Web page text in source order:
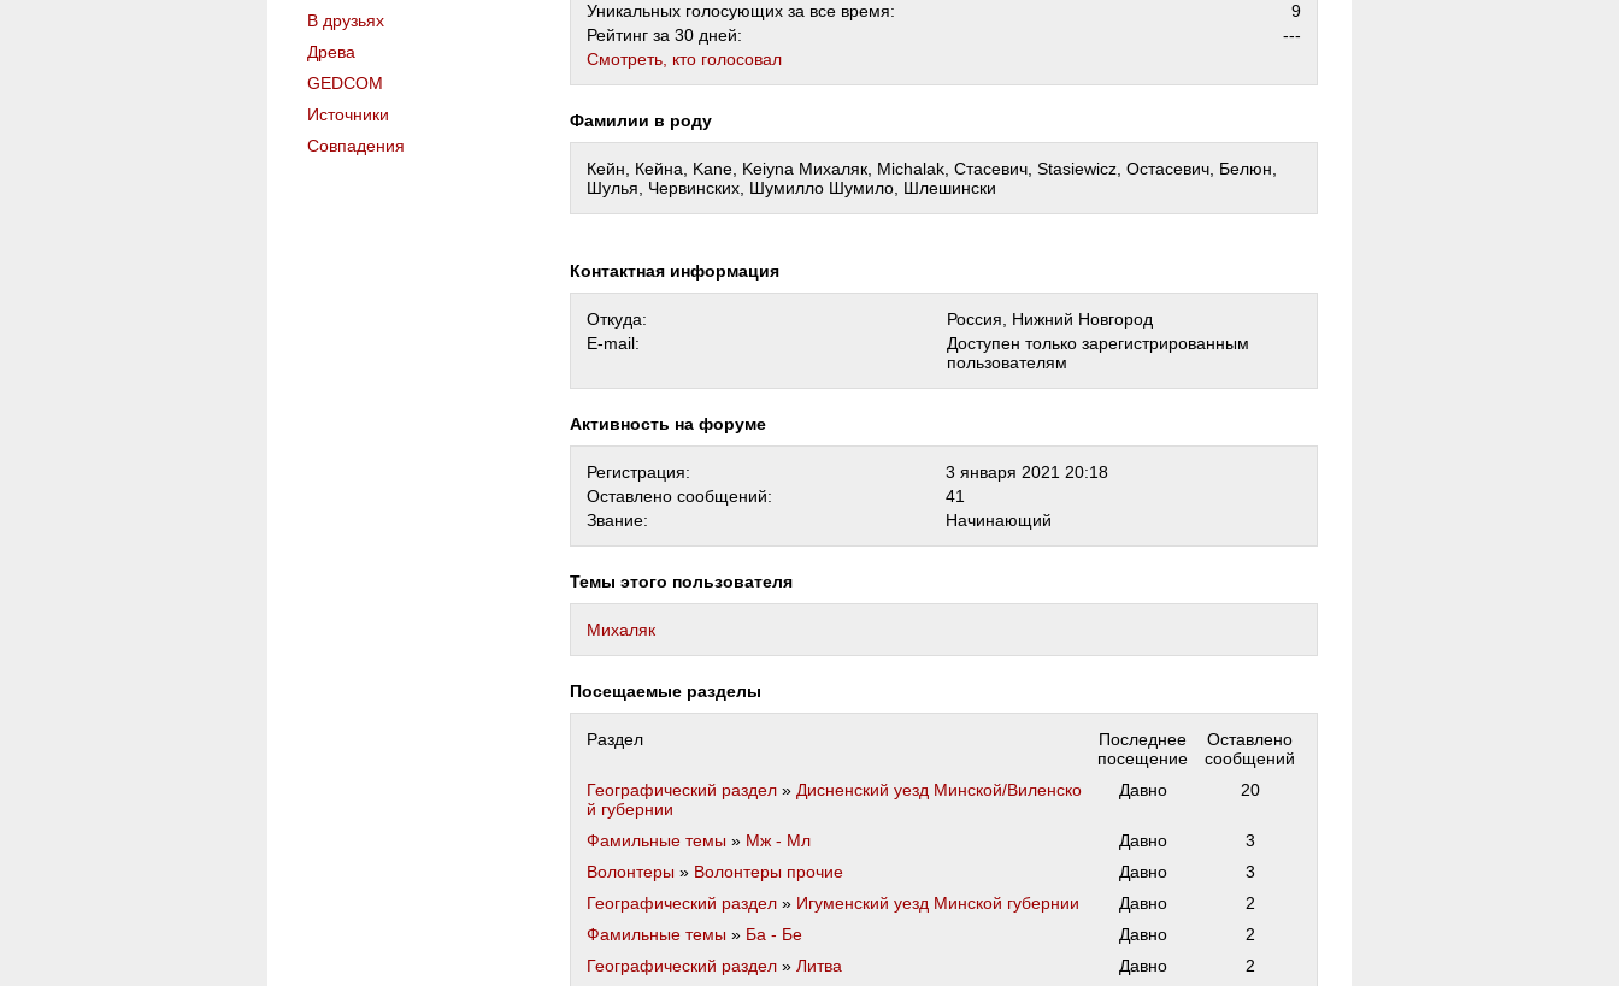
В друзьях
Древа
GEDCOM
Источники
Совпадения
Уникальных голосующих за все время:
9
Рейтинг за 30 дней:
---
Cмотреть, кто голосовал
Фамилии в роду
Кейн, Кейна, Kane, Keiyna Михаляк, Michalak, Стасевич, Stasiewicz, Остасевич, Белюн,
Шулья, Червинских, Шумилло Шумило, Шлешински
Контактная информация
Откуда:
Россия, Нижний Новгород
E-mail:
Доступен только зарегистрированным
пользователям
Активность на форуме
Регистрация:
3 января 2021 20:18
Оставлено сообщений:
41
Звание:
Начинающий
Темы этого пользователя
Михаляк
Посещаемые разделы
Раздел
Последнее
посещение
Оставлено
сообщений
Географический раздел » Дисненский уезд Минской/Виленско
й губернии
Давно 20
Фамильные темы » Мж - Мл Давно
3
Волонтеры » Волонтеры прочие Давно
3
Географический раздел » Игуменский уезд Минской губернии Давно
2
Фамильные темы » Ба - Бе Давно
2
Географический раздел » Литва Давно
2